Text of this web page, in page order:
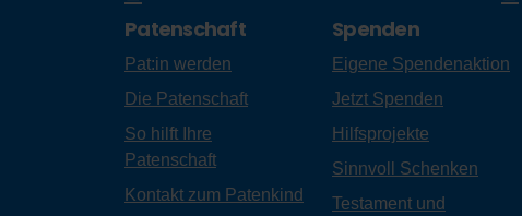
Patenschaft
Pat:in werden
Die Patenschaft
So hilft Ihre
Patenschaft
Kontakt zum Patenkind
Spenden
Eigene Spendenaktion
Jetzt Spenden
Hilfsprojekte
Sinnvoll Schenken
Testament und